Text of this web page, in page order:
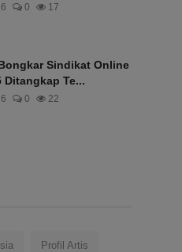
0 17
Sindikat Online
Ditangkap Te...
0 22
Profil Artis